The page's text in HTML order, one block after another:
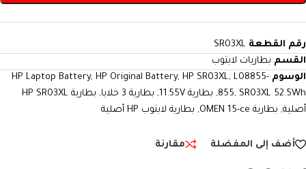
رقم القطعة SR03XL
القسم بطاريات لابتوب
الوسوم
HP Laptop Battery, HP Original Battery, HP SR03XL, L08855-
855, SR03XL 52.5Wh
, بطارية 11.55V , بطارية 3 خلايا ,
بطارية HP SR03XL
أصلية, بطارية OMEN 15-ce , بطارية لابتوب HP أصلية
أضف إلى المفضلة مقارنة